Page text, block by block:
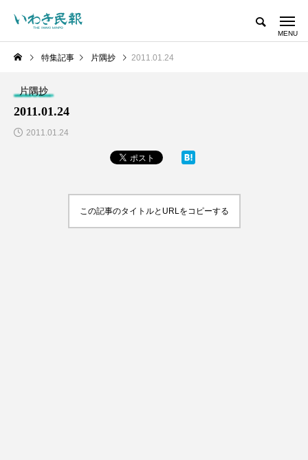
特集記事 片隅抄 2011.01.24
片隅抄
2011.01.24
2011.01.24
この記事のタイトルとURLをコピーする